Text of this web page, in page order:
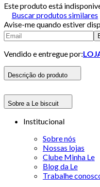
Este produto está
Buscar produtos similares
Avise-me quando estiver
Vendido e entregue por:
Descrição do produto
Sobre a Le biscuit
Institucional
Sobre nós
Nossas lojas
Clube Minha Le
Blog da Le
Trabalhe